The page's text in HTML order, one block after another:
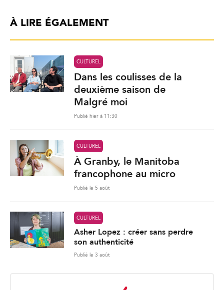
À LIRE ÉGALEMENT
CULTUREL
Dans les coulisses de la
deuxième saison de
Malgré moi
Publié hier à 11:30
CULTUREL
À Granby, le Manitoba
francophone au micro
Publié le 5 août
CULTUREL
Asher Lopez : créer sans perdre
son authenticité
Publié le 3 août